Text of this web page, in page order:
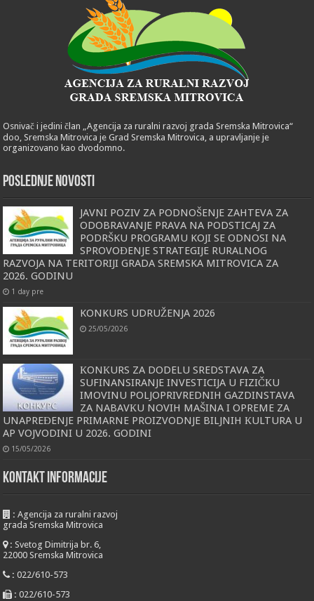
Osnivač i jedini član „Agencija za ruralni razvoj grada Sremska Mitrovica“
doo, Sremska Mitrovica je Grad Sremska Mitrovica, a upravljanje je
organizovano kao dvodomno.
POSLEDNJE NOVOSTI
JAVNI POZIV ZA PODNOŠENJE ZAHTEVA ZA
ODOBRAVANJE PRAVA NA PODSTICAJ ZA
PODRŠKU PROGRAMU KOJI SE ODNOSI NA
SPROVOĐENJE STRATEGIJE RURALNOG
RAZVOJA NA TERITORIJI GRADA SREMSKA MITROVICA ZA
2026. GODINU
1 day pre
KONKURS UDRUŽENJA 2026
25/05/2026
КONКURS ZA DODELU SREDSTAVA ZA
SUFINANSIRANJE INVESTICIJA U FIZIČКU
IMOVINU POLJOPRIVREDNIH GAZDINSTAVA
ZA NABAVКU NOVIH MAŠINA I OPREME ZA
UNAPREĐENJE PRIMARNE PROIZVODNJE BILJNIH КULTURA U
AP VOJVODINI U 2026. GODINI
15/05/2026
KONTAKT INFORMACIJE
:Agencija za ruralni razvoj
grada Sremska Mitrovica
: Svetog Dimitrija br. 6,
22000 Sremska Mitrovica
:022/610-573
:022/610-573